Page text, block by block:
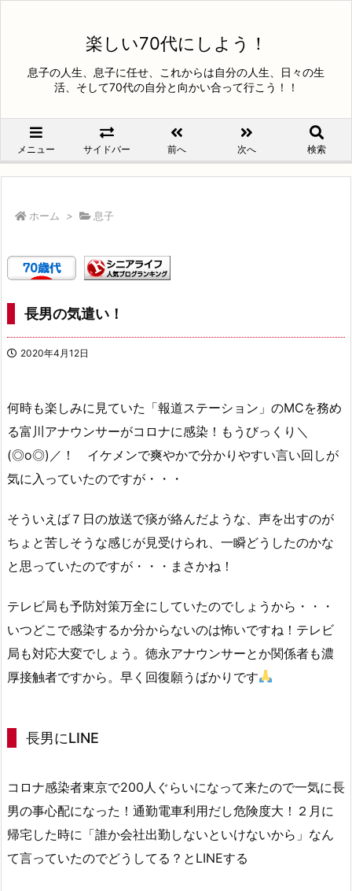
楽しい70代にしよう！
息子の人生、息子に任せ、これからは自分の人生、日々の生
活、そして70代の自分と向かい合って行こう！！
メニュー サイドバー 前へ 次へ 検索
ホーム > 息子
長男の気遣い！
2020年4月12日
何時も楽しみに見ていた「報道ステーション」のMCを務め
る富川アナウンサーがコロナに感染！もうびっくり＼
(◎o◎)／！ イケメンで爽やかで分かりやすい言い回しが
気に入っていたのですが・・・
そういえば７日の放送で痰が絡んだような、声を出すのが
ちょと苦しそうな感じが見受けられ、一瞬どうしたのかな
と思っていたのですが・・・まさかね！
テレビ局も予防対策万全にしていたのでしょうから・・・
いつどこで感染するか分からないのは怖いですね！テレビ
局も対応大変でしょう。徳永アナウンサーとか関係者も濃
厚接触者ですから。早く回復願うばかりです
長男にLINE
コロナ感染者東京で200人ぐらいになって来たので一気に長
男の事心配になった！通勤電車利用だし危険度大！２月に
帰宅した時に「誰か会社出勤しないといけないから」なん
て言っていたのでどうしてる？とLINEする